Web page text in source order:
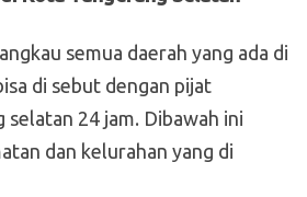
semua daerah yang ada di
di sebut dengan pijat
selatan 24 jam. Dibawah ini
dan kelurahan yang di